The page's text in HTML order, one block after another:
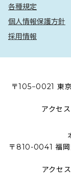
各種規定
個人情報保護方針
採用情報
〒105−0021 東
アクセ
〒810-0041 福岡
アクセ